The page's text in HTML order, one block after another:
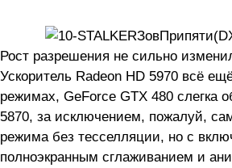
Рост разрешения не сильно
Ускоритель Radeon HD 5970 всё
режимах, GeForce GTX 480 слегка
5870, за исключением, пожалуй,
режима без тесселляции, но с
полноэкранным сглаживанием и